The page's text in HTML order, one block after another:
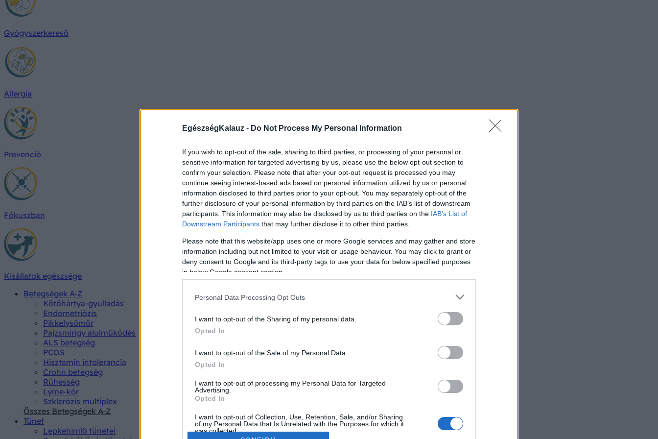
EgészségKalauz - Do Not Process My Personal Information
If you wish to opt-out of the sale, sharing to third parties, or processing of your personal or
sensitive information for targeted advertising by us, please use the below opt-out section to
confirm your selection. Please note that after your opt-out request is processed you may
continue seeing interest-based ads based on personal information utilized by us or personal
information disclosed to third parties prior to your opt-out. You may separately opt-out of the
further disclosure of your personal information by third parties on the IAB’s list of downstream
participants. This information may also be disclosed by us to third parties on the IAB’s List of
Downstream Participants that may further disclose it to other third parties.
Please note that this website/app uses one or more Google services and may gather and store
information including but not limited to your visit or usage behaviour. You may click to grant or
deny consent to Google and its third-party tags to use your data for below specified purposes
in below Google consent section.
Personal Data Processing Opt Outs
I want to opt-out of the Sharing of my personal data.
Opted In
I want to opt-out of the Sale of my Personal Data.
Opted In
I want to opt-out of processing my Personal Data for Targeted
Advertising.
Opted In
I want to opt-out of Collection, Use, Retention, Sale, and/or Sharing
of my Personal Data that Is Unrelated with the Purposes for which it
was collected.
Gyógyszerkereső
Allergia
Prevenció
Fókuszban
Kisállatok egészsége
Betegségek A-Z
Kötőhártya-gyulladás
Endometriózis
Pikkelysömör
Pajzsmirigy alulműködés
ALS betegség
PCOS
Hisztamin intolerancia
Crohn betegség
Rühesség
Lyme-kór
Szklerózis multiplex
Összes Betegségek A-Z
Tünet
Lepkehimlő tünetei